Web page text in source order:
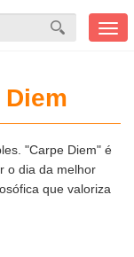
"Carpe Diem" é
o dia da melhor
que valoriza